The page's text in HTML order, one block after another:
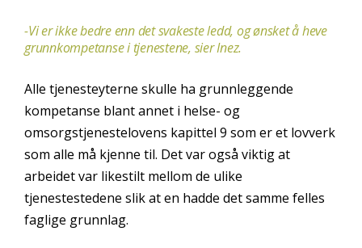
-Vi er ikke bedre enn det svakeste ledd, og ønsket å heve
grunnkompetanse i tjenestene, sier Inez.
Alle tjenesteyterne skulle ha grunnleggende
kompetanse blant annet i helse- og
omsorgstjenestelovens kapittel 9 som er et lovverk
som alle må kjenne til. Det var også viktig at
arbeidet var likestilt mellom de ulike
tjenestestedene slik at en hadde det samme felles
faglige grunnlag.